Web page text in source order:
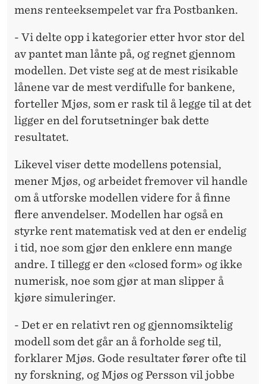
mens renteeksempelet var fra Postbanken.
- Vi delte opp i kategorier etter hvor stor del
av pantet man lånte på, og regnet gjennom
modellen. Det viste seg at de mest risikable
lånene var de mest verdifulle for bankene,
forteller Mjøs, som er rask til å legge til at det
ligger en del forutsetninger bak dette
resultatet.
Likevel viser dette modellens potensial,
mener Mjøs, og arbeidet fremover vil handle
om å utforske modellen videre for å finne
flere anvendelser. Modellen har også en
styrke rent matematisk ved at den er endelig
i tid, noe som gjør den enklere enn mange
andre. I tillegg er den «closed form» og ikke
numerisk, noe som gjør at man slipper å
kjøre simuleringer.
- Det er en relativt ren og gjennomsiktelig
modell som det går an å forholde seg til,
forklarer Mjøs. Gode resultater fører ofte til
ny forskning, og Mjøs og Persson vil jobbe